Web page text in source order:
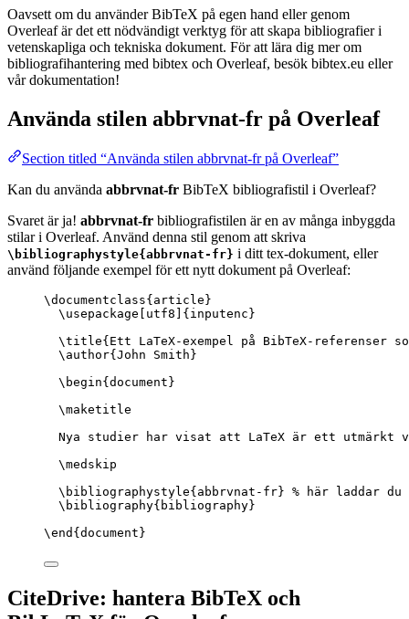
Oavsett om du använder BibTeX på egen hand eller genom
Overleaf är det ett nödvändigt verktyg för att skapa bibliografier i
vetenskapliga och tekniska dokument. För att lära dig mer om
bibliografihantering med bibtex och Overleaf, besök bibtex.eu eller
vår dokumentation!
Använda stilen abbrvnat-fr på Overleaf
Section titled “Använda stilen abbrvnat-fr på Overleaf”
Kan du använda abbrvnat-fr BibTeX bibliografistil i Overleaf?
Svaret är ja! abbrvnat-fr bibliografistilen är en av många inbyggda
stilar i Overleaf. Använd denna stil genom att skriva
\bibliographystyle{abbrvnat-fr} i ditt tex-dokument, eller
använd följande exempel för ett nytt dokument på Overleaf:
\documentclass{ article }
\usepackage
utf8 ]{ inputenc }
\title{Ett LaTeX-exempel på BibTeX-
\author{John Smith}
\begin{ document }
\maketitle
Nya studier har visat att LaTeX är ett utmärkt
\medskip
\bibliographystyle{abbrvnat-fr} % här laddar
\bibliography{bibliography}
\end { document }
CiteDrive: hantera BibTeX och